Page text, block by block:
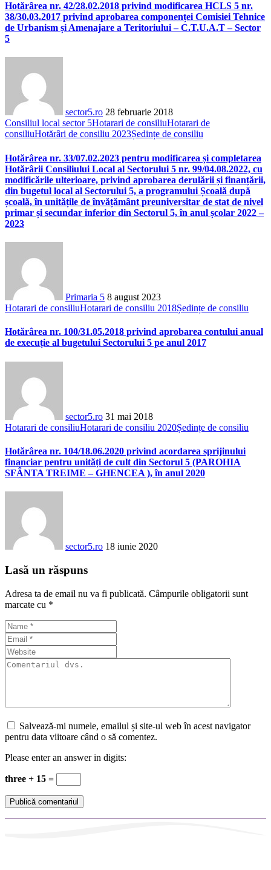
Hotărârea nr. 42/28.02.2018 privind modificarea HCLS 5 nr.
38/30.03.2017 privind aprobarea componenței Comisiei Tehnice
de Urbanism și Amenajare a Teritoriului – C.T.U.A.T – Sector
5
sector5.ro 28 februarie 2018
Consiliul local sector 5Hotarari de consiliuHotarari de
consiliuHotărâri de consiliu 2023Ședințe de consiliu
Hotărârea nr. 33/07.02.2023 pentru modificarea și completarea
Hotărârii Consiliului Local al Sectorului 5 nr. 99/04.08.2022, cu
modificările ulterioare, privind aprobarea derulării și finanțării,
din bugetul local al Sectorului 5, a programului Școală după
școală, în unitățile de învățământ preuniversitar de stat de nivel
primar și secundar inferior din Sectorul 5, în anul școlar 2022 –
2023
Primaria 5 8 august 2023
Hotarari de consiliuHotarari de consiliu 2018Ședințe de consiliu
Hotărârea nr. 100/31.05.2018 privind aprobarea contului anual
de execuție al bugetului Sectorului 5 pe anul 2017
sector5.ro 31 mai 2018
Hotarari de consiliuHotarari de consiliu 2020Ședințe de consiliu
Hotărârea nr. 104/18.06.2020 privind acordarea sprijinului
financiar pentru unități de cult din Sectorul 5 (PAROHIA
SFÂNTA TREIME – GHENCEA ), în anul 2020
sector5.ro 18 iunie 2020
Lasă un răspuns
Adresa ta de email nu va fi publicată. Câmpurile obligatorii sunt
marcate cu *
Salvează-mi numele, emailul și site-ul web în acest navigator
pentru data viitoare când o să comentez.
Please enter an answer in digits:
three + 15 =